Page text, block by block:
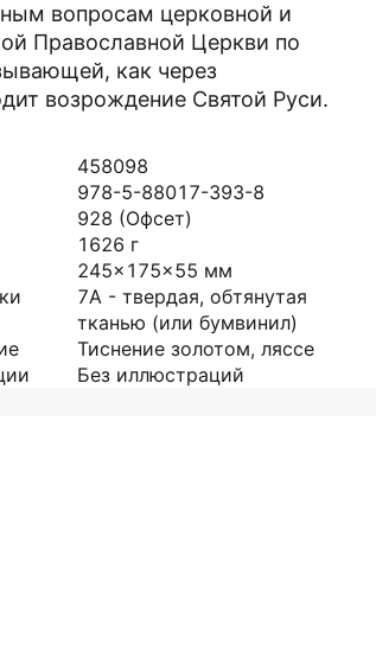
вопросам церковной и
Православной Церкви по
как через
возрождение Святой Руси.
458098
978-5-88017-393-8
928 (Офсет)
1626 г
245x175x55 мм
7А - твердая, обтянутая
тканью (или бумвинил)
Тиснение золотом, ляссе
Без иллюстраций